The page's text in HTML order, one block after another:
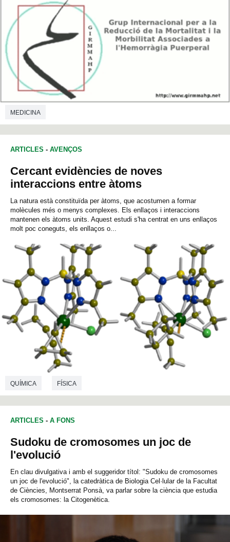
MEDICINA
ARTICLES - AVENÇOS
Cercant evidències de noves
interaccions entre àtoms
La natura està constituïda per àtoms, que acostumen a formar
molècules més o menys complexes. Els enllaços i interaccions
mantenen els àtoms units. Aquest estudi s'ha centrat en uns enllaços
molt poc coneguts, els enllaços o...
QUÍMICA FÍSICA
ARTICLES - A FONS
Sudoku de cromosomes un joc de
l'evolució
En clau divulgativa i amb el suggeridor títol: "Sudoku de cromosomes
un joc de l'evolució", la catedràtica de Biologia Cel·lular de la Facultat
de Ciències, Montserrat Ponsà, va parlar sobre la ciència que estudia
els cromosomes: la Citogenètica.